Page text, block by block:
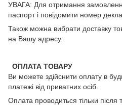
УВАГА: Для отримання
паспорт і повідомити номер
Також можна вибрати доставку
на Вашу адресу.
ОПЛАТА ТОВАРУ
Ви можете здійснити оплату в
платежі від приватних осіб.
Оплата проводиться тільки після